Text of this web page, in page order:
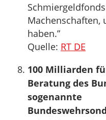
Machenschaften,
haben.”
Quelle: RT DE
100 Milliarden
Beratung des
sogenannte